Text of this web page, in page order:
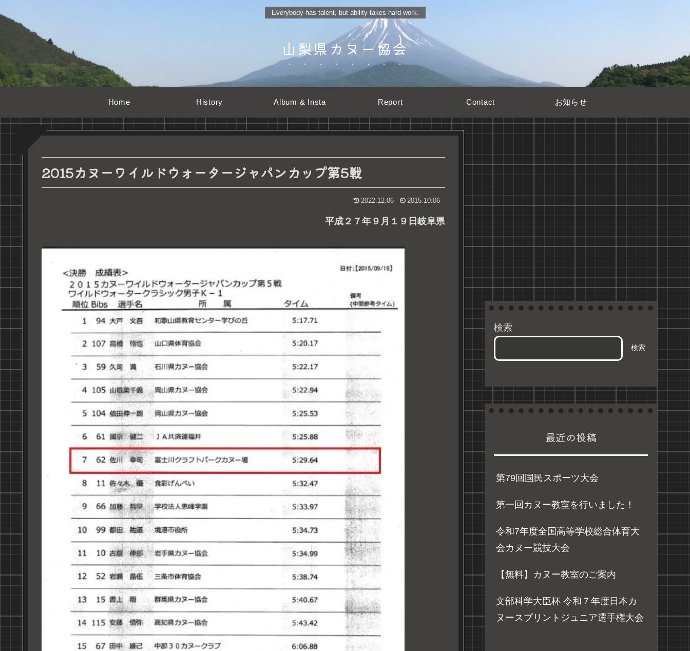
Everybody has talent, but ability takes hard work.
山梨県カヌー協会
Home History Album & Insta Report Contact お知らせ
2015カヌーワイルドウォータージャパンカップ第5戦
2022.12.06 2015.10.06
平成２７年９月１９日岐阜県
検索
検索
最近の投稿
第79回国民スポーツ大会
第一回カヌー教室を行いました！
令和7年度全国高等学校総合体育大
会カヌー競技大会
【無料】カヌー教室のご案内
文部科学大臣杯 令和７年度日本カ
ヌースプリントジュニア選手権大会